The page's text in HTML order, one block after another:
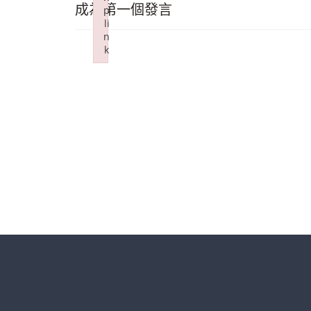
成為第一個發言
p
li
n
k
Failed to initialize plugin: wplink